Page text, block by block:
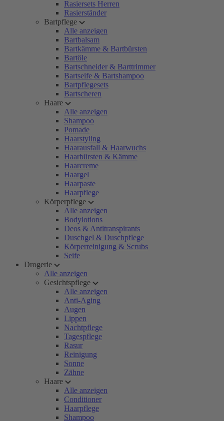
Rasiersets Herren
Rasierständer
Bartpflege
Alle anzeigen
Bartbalsam
Bartkämme & Bartbürsten
Bartöle
Bartschneider & Barttrimmer
Bartseife & Bartshampoo
Bartpflegesets
Bartscheren
Haare
Alle anzeigen
Shampoo
Pomade
Haarstyling
Haarausfall & Haarwuchs
Haarbürsten & Kämme
Haarcreme
Haargel
Haarpaste
Haarpflege
Körperpflege
Alle anzeigen
Bodylotions
Deos & Antitranspirants
Duschgel & Duschpflege
Körperreinigung & Scrubs
Seife
Drogerie
Alle anzeigen
Gesichtspflege
Alle anzeigen
Anti-Aging
Augen
Lippen
Nachtpflege
Tagespflege
Rasur
Reinigung
Sonne
Zähne
Haare
Alle anzeigen
Conditioner
Haarpflege
Shampoo